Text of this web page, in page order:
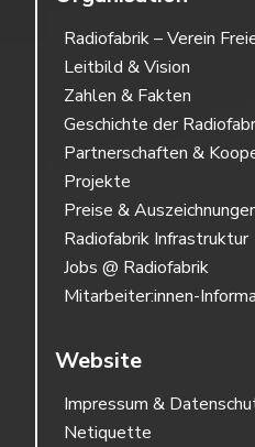
Radiofabrik – Verein
Leitbild & Vision
Zahlen & Fakten
Geschichte der
Partnerschaften &
Projekte
Preise &
Radiofabrik Infrastruktur
Jobs @ Radiofabrik
Mitarbeiter:innen-
Website
Impressum &
Netiquette